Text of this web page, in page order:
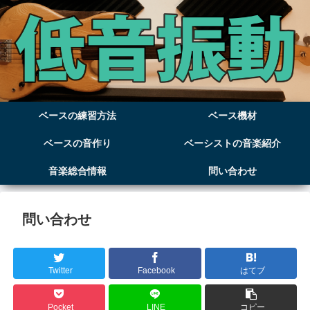
ベースの練習方法 ベース機材
ベースの音作り ベーシストの音楽紹介
音楽総合情報 問い合わせ
問い合わせ
Twitter Facebook はてブ
Pocket LINE コピー